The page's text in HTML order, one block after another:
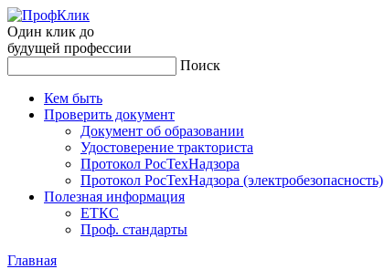
Один клик до
будущей профессии
Поиск
Кем быть
Проверить документ
Документ об образовании
Удостоверение тракториста
Протокол РосТехНадзора
Протокол РосТехНадзора (электробезопасность)
Полезная информация
ЕТКС
Проф. стандарты
Главная